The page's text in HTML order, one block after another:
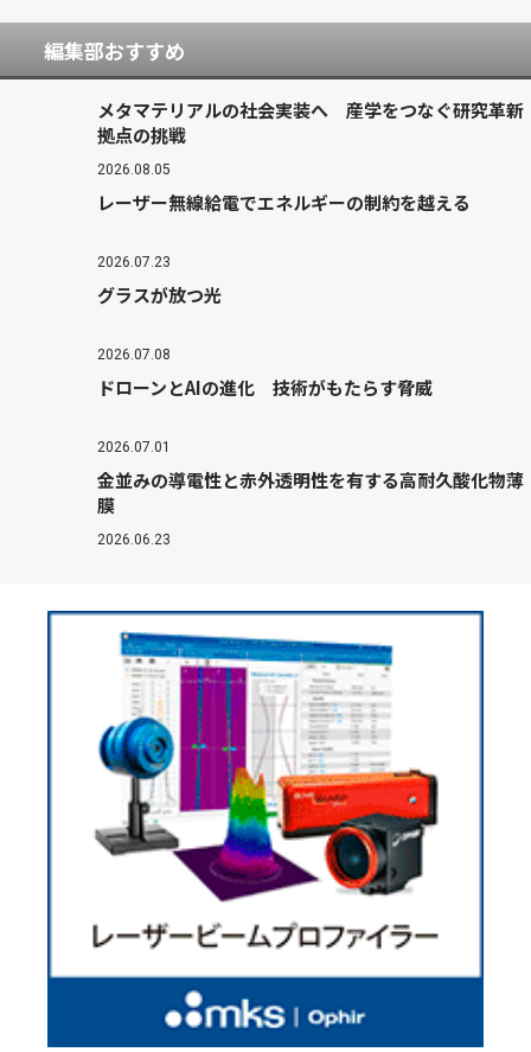
編集部おすすめ
メタマテリアルの社会実装へ 産学をつなぐ研究革新
拠点の挑戦
2026.08.05
レーザー無線給電でエネルギーの制約を越える
2026.07.23
グラスが放つ光
2026.07.08
ドローンとAIの進化 技術がもたらす脅威
2026.07.01
金並みの導電性と赤外透明性を有する高耐久酸化物薄
膜
2026.06.23